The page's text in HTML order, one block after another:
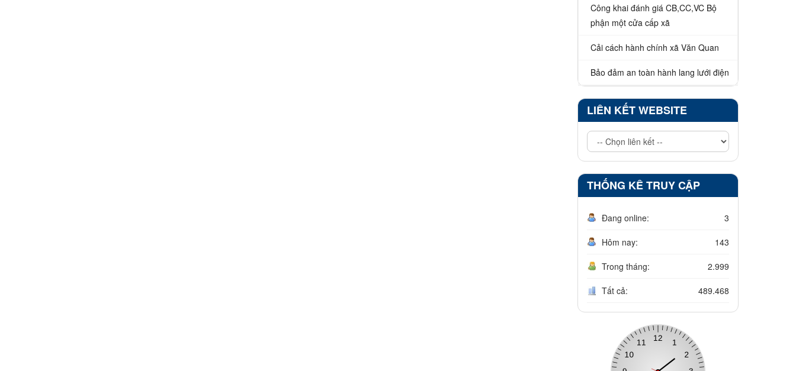
Công khai đánh giá CB,CC,VC Bộ
phận một cửa cấp xã
Cải cách hành chính xã Văn Quan
Bảo đảm an toàn hành lang lưới điện
LIÊN KẾT WEBSITE
THỐNG KÊ TRUY CẬP
Đang online: 3
Hôm nay: 143
Trong tháng: 2.999
Tất cả: 489.468